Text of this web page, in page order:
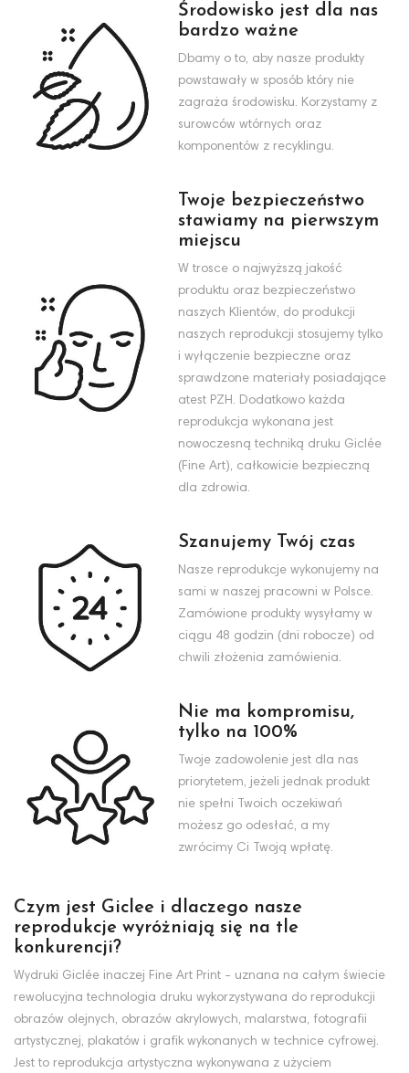
Środowisko jest dla nas
bardzo ważne
Dbamy o to, aby nasze produkty
powstawały w sposób który nie
zagraża środowisku. Korzystamy z
surowców wtórnych oraz
komponentów z recyklingu.
Twoje bezpieczeństwo
stawiamy na pierwszym
miejscu
W trosce o najwyższą jakość
produktu oraz bezpieczeństwo
naszych Klientów, do produkcji
naszych reprodukcji stosujemy tylko
i wyłączenie bezpieczne oraz
sprawdzone materiały posiadające
atest PZH. Dodatkowo każda
reprodukcja wykonana jest
nowoczesną techniką druku Giclée
(Fine Art), całkowicie bezpieczną
dla zdrowia.
Szanujemy Twój czas
Nasze reprodukcje wykonujemy na
sami w naszej pracowni w Polsce.
Zamówione produkty wysyłamy w
ciągu 48 godzin (dni robocze) od
chwili złożenia zamówienia.
Nie ma kompromisu,
tylko na 100%
Twoje zadowolenie jest dla nas
priorytetem, jeżeli jednak produkt
nie spełni Twoich oczekiwań
możesz go odesłać, a my
zwrócimy Ci Twoją wpłatę.
Czym jest Giclee i dlaczego nasze
reprodukcje wyróżniają się na tle
konkurencji?
Wydruki Giclée inaczej Fine Art Print - uznana na całym świecie
rewolucyjna technologia druku wykorzystywana do reprodukcji
obrazów olejnych, obrazów akrylowych, malarstwa, fotografii
artystycznej, plakatów i grafik wykonanych w technice cyfrowej.
Jest to reprodukcja artystyczna wykonywana z użyciem